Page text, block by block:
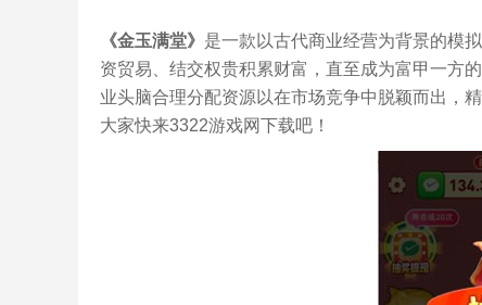
《金玉满堂》 是一款以古代商业经营为背景的模
资贸易、结交权贵积累财富，直至成为富甲一方
业头脑合理分配资源以在市场竞争中脱颖而出，
大家快来3322游戏网下载吧！